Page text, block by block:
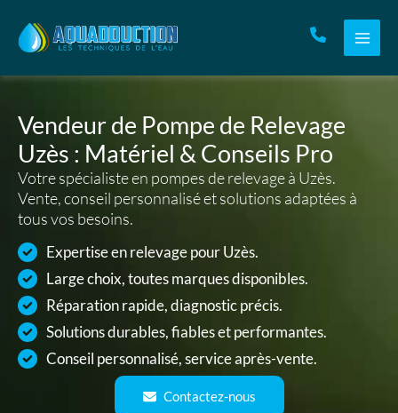
contenu
Vendeur de Pompe de Relevage
Uzès : Matériel & Conseils Pro
Votre spécialiste en pompes de relevage à Uzès.
Vente, conseil personnalisé et solutions adaptées à
tous vos besoins.
Expertise en relevage pour Uzès.
Large choix, toutes marques disponibles.
Réparation rapide, diagnostic précis.
Solutions durables, fiables et performantes.
Conseil personnalisé, service après-vente.
Contactez-nous